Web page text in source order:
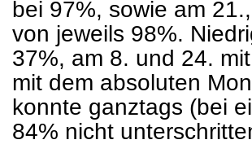
bei 97%, sowie am
von jeweils 98%.
37%, am 8. und 24.
mit dem absoluten
konnte ganztags (bei
84% nicht